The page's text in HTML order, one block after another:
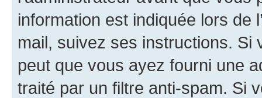
information est indiquée lors de
mail, suivez ses instructions. Si
peut que vous ayez fourni une
traité par un filtre anti-spam. Si